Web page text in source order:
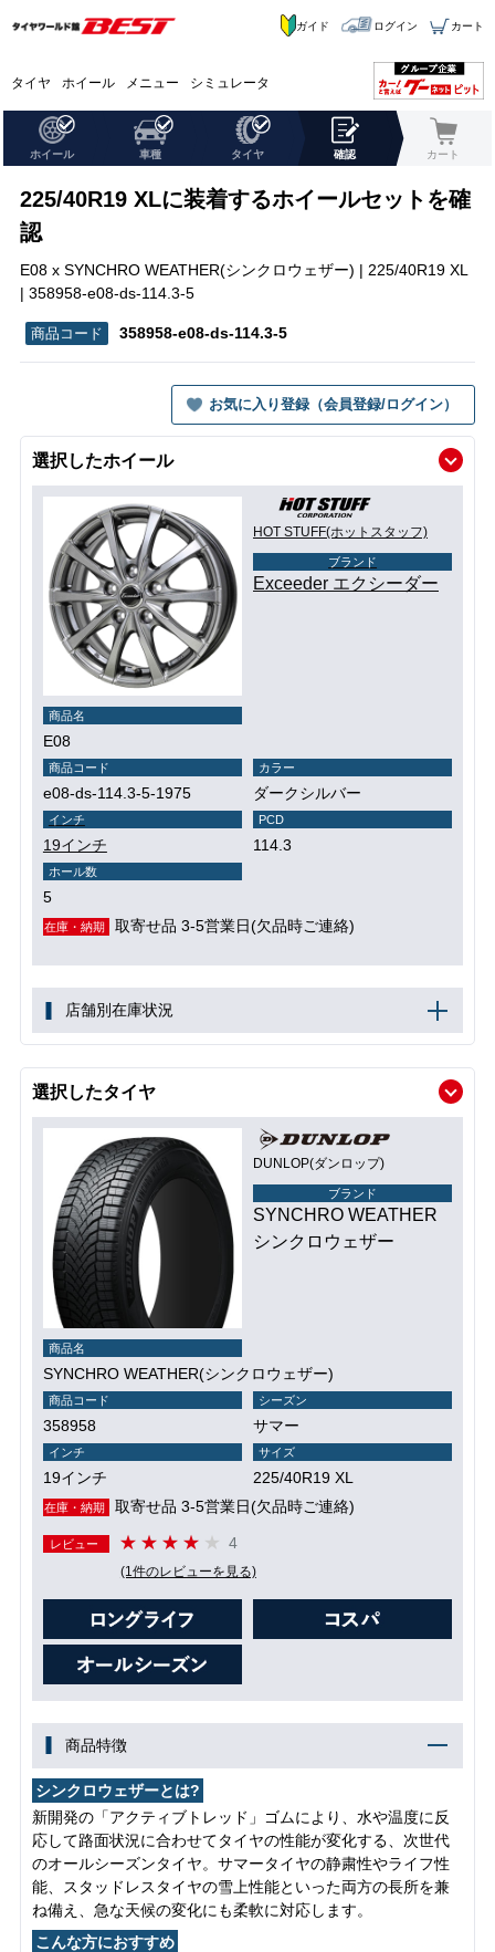
タイヤ ホイール メニュー シミュレータ
ガイド ログイン カート
ホイール 車種 タイヤ 確認 カート
225/40R19 XLに装着するホイールセットを確
認
E08 x SYNCHRO WEATHER(シンクロウェザー) | 225/40R19 XL
| 358958-e08-ds-114.3-5
358958-e08-ds-114.3-5
お気に入り登録（会員登録/ログイン）
選択したホイール
HOT STUFF(ホットスタッフ)
ブランド
Exceeder エクシーダー
商品名
E08
商品コード
e08-ds-114.3-5-1975
カラー
ダークシルバー
インチ
19インチ
PCD
114.3
ホール数
5
在庫・納期 取寄せ品 3-5営業日(欠品時ご連絡)
店舗別在庫状況
選択したタイヤ
DUNLOP(ダンロップ)
ブランド
SYNCHRO WEATHER
シンクロウェザー
商品名
SYNCHRO WEATHER(シンクロウェザー)
商品コード
358958
シーズン
サマー
インチ
19インチ
サイズ
225/40R19 XL
在庫・納期 取寄せ品 3-5営業日(欠品時ご連絡)
レビュー 4
(1件のレビューを見る)
商品特徴
シンクロウェザーとは?
新開発の「アクティブトレッド」ゴムにより、水や温度に反
応して路面状況に合わせてタイヤの性能が変化する、次世代
のオールシーズンタイヤ。サマータイヤの静粛性やライフ性
能、スタッドレスタイヤの雪上性能といった両方の長所を兼
ね備え、急な天候の変化にも柔軟に対応します。
こんな方におすすめ